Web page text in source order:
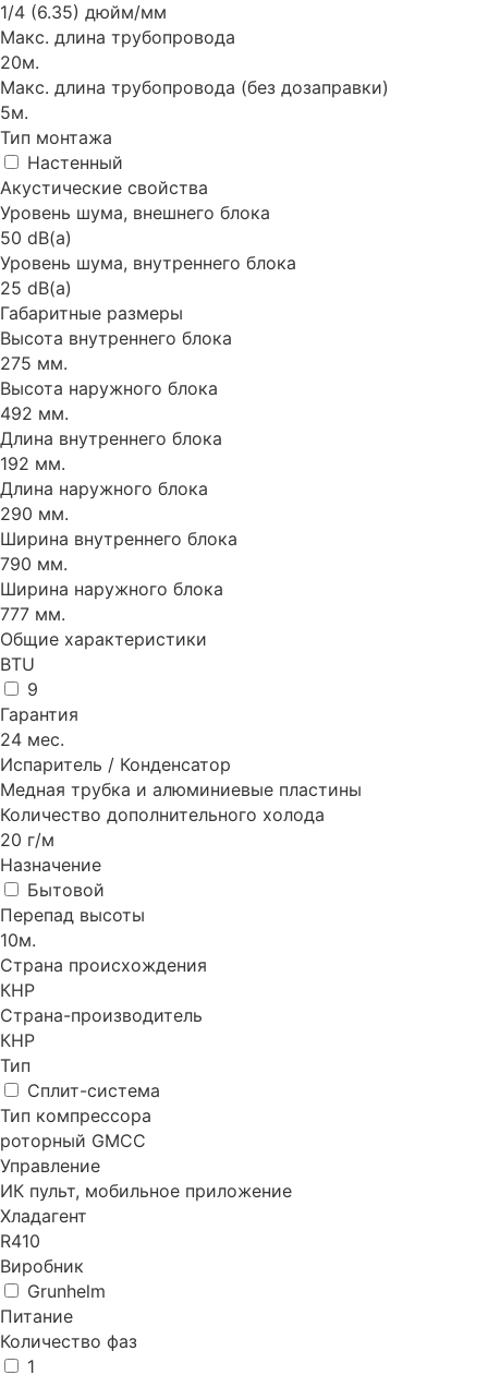
1/4 (6.35) дюйм/мм
Макс. длина трубопровода
20м.
Макс. длина трубопровода (без дозаправки)
5м.
Тип монтажа
Настенный
Акустические свойства
Уровень шума, внешнего блока
50 dB(a)
Уровень шума, внутреннего блока
25 dB(a)
Габаритные размеры
Высота внутреннего блока
275 мм.
Высота наружного блока
492 мм.
Длина внутреннего блока
192 мм.
Длина наружного блока
290 мм.
Ширина внутреннего блока
790 мм.
Ширина наружного блока
777 мм.
Общие характеристики
BTU
9
Гарантия
24 мес.
Испаритель / Конденсатор
Медная трубка и алюминиевые пластины
Количество дополнительного холода
20 г/м
Назначение
Бытовой
Перепад высоты
10м.
Страна происхождения
КНР
Страна-производитель
КНР
Тип
Сплит-система
Тип компрессора
роторный GMCC
Управление
ИК пульт, мобильное приложение
Хладагент
R410
Виробник
Grunhelm
Питание
Количество фаз
1